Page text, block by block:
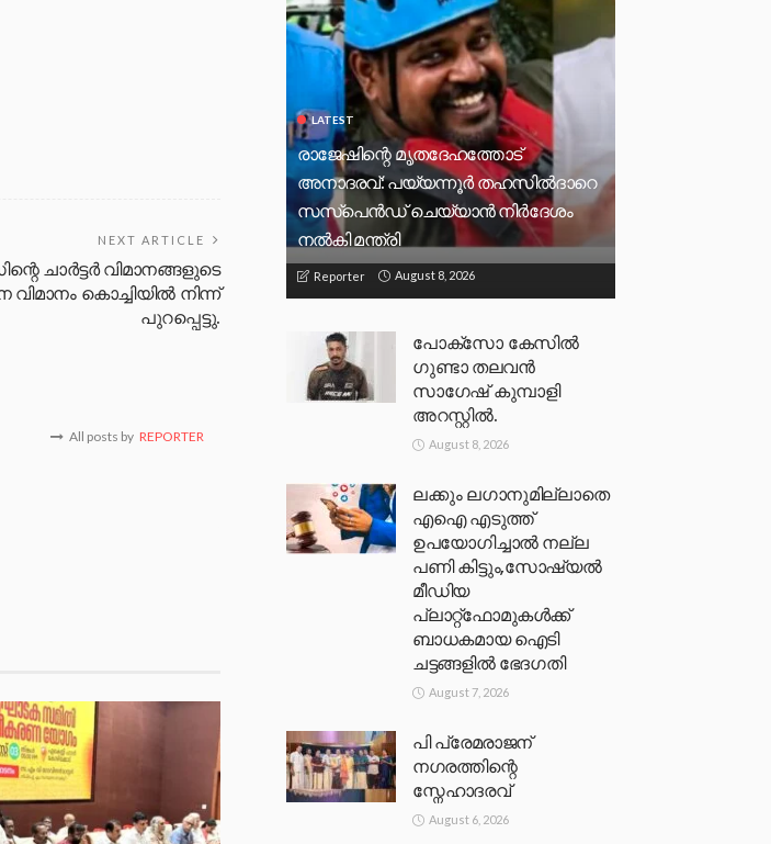
NEXT ARTICLE
ചാർട്ടർ വിമാനങ്ങളുടെ
കൊച്ചിയിൽ നിന്ന്
പുറപ്പെട്ടു.
All posts by REPORTER
LATEST
രാജേഷിന്റെ മൃതദേഹത്തോട്
അനാദരവ്: പയ്യന്നൂർ തഹസിൽദാറെ
സസ്പെൻഡ് ചെയ്യാൻ നിർദേശം
നൽകി മന്ത്രി
Reporter August 8, 2026
പോക്സോ കേസിൽ
ഗുണ്ടാ തലവൻ
സാഗേഷ് കുമ്പാളി
അറസ്റ്റിൽ.
August 8, 2026
ലക്കും ലഗാനുമില്ലാതെ
എഐ എടുത്ത്
ഉപയോഗിച്ചാല്‍ നല്ല
പണി കിട്ടും,സോഷ്യല്‍
മീഡിയ
പ്ലാറ്റ്‌ഫോമുകള്‍ക്ക്
ബാധകമായ ഐടി
ചട്ടങ്ങളില്‍ ഭേദഗതി
August 7, 2026
പി പ്രേമരാജന്
നഗരത്തിന്റെ
സ്നേഹാദരവ്
August 6, 2026